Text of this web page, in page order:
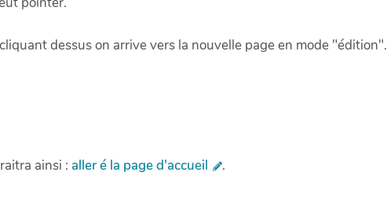
dessus on arrive vers la nouvelle page en mode "édition".
ainsi : aller é la page d'accueil .